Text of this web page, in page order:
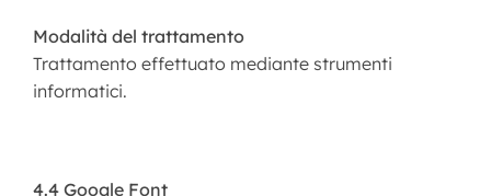
Modalità del trattamento
Trattamento effettuato mediante strumenti
informatici.
4.4 Google Font